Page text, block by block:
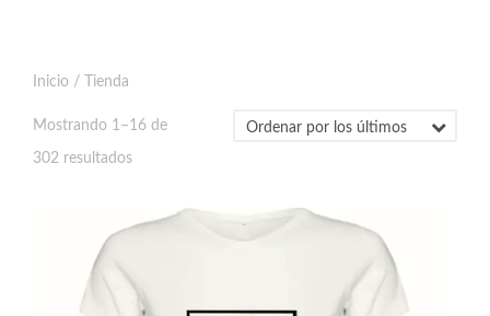
Inicio / Tienda
Mostrando 1–16 de
302 resultadosOrdenado
los